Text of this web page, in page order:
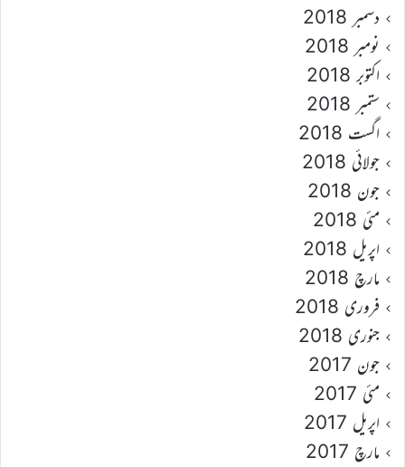
دسمبر 2018
نومبر 2018
اکتوبر 2018
ستمبر 2018
اگست 2018
جولائی 2018
جون 2018
مئی 2018
اپریل 2018
مارچ 2018
فروری 2018
جنوری 2018
جون 2017
مئی 2017
اپریل 2017
مارچ 2017